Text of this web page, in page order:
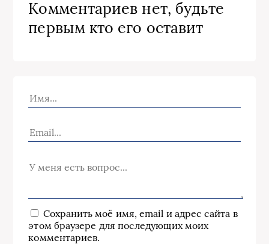
Комментариев нет, будьте
первым кто его оставит
Сохранить моё имя, email и адрес сайта в
этом браузере для последующих моих
комментариев.